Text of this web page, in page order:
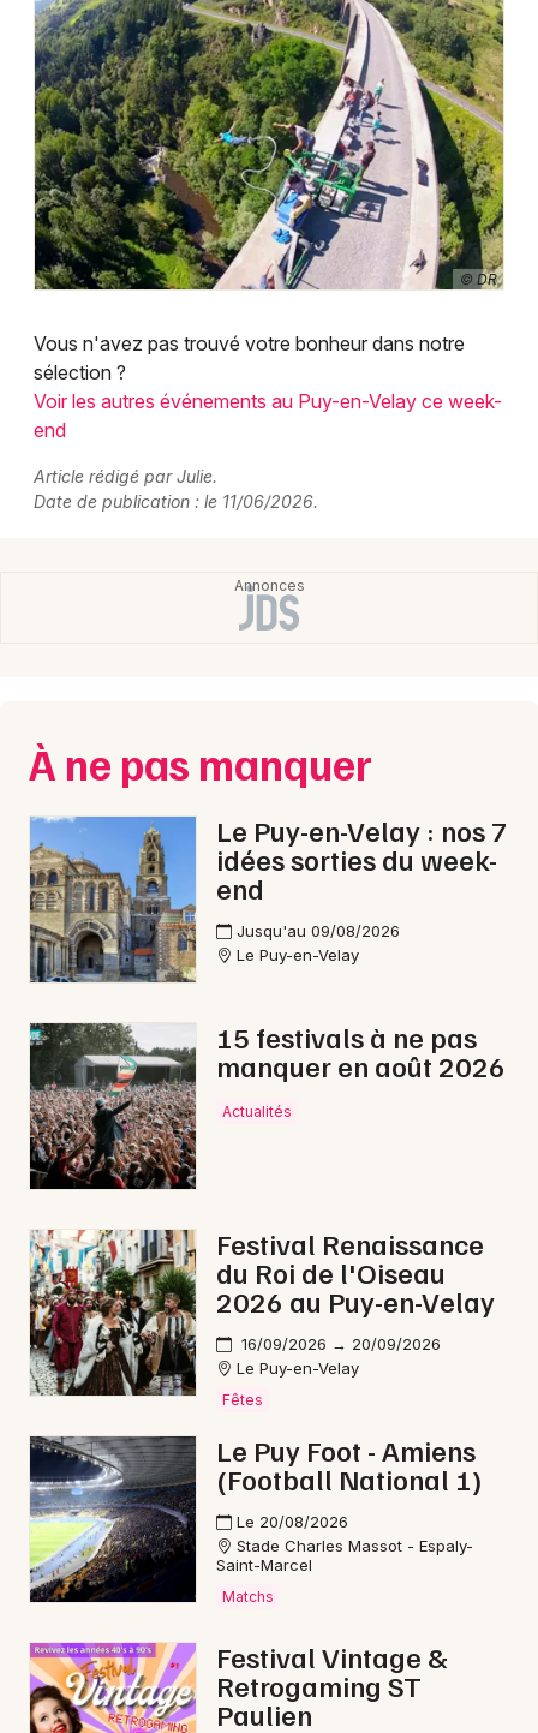
© DR
Vous n'avez pas trouvé votre bonheur dans notre
sélection ?
Voir les autres événements au Puy-en-Velay ce week-
end
Article rédigé par Julie.
Date de publication : le 11/06/2026.
À ne pas manquer
Le Puy-en-Velay : nos 7
idées sorties du week-
end
Jusqu'au 09/08/2026
Le Puy-en-Velay
15 festivals à ne pas
manquer en août 2026
Actualités
Festival Renaissance
du Roi de l'Oiseau
2026 au Puy-en-Velay
16/09/2026 → 20/09/2026
Le Puy-en-Velay
Fêtes
Le Puy Foot - Amiens
(Football National 1)
Le 20/08/2026
Stade Charles Massot - Espaly-
Saint-Marcel
Matchs
Festival Vintage &
Retrogaming ST
Paulien